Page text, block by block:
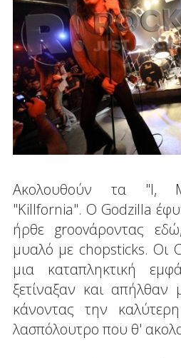
Ακολουθούν τα "I,
"Killfornia". O Godzilla
ήρθε groovάροντας
μυαλό με chopsticks. Οι
μια καταπληκτική
ξετίναξαν και
κάνοντας την
λασπόλουτρο που θ'